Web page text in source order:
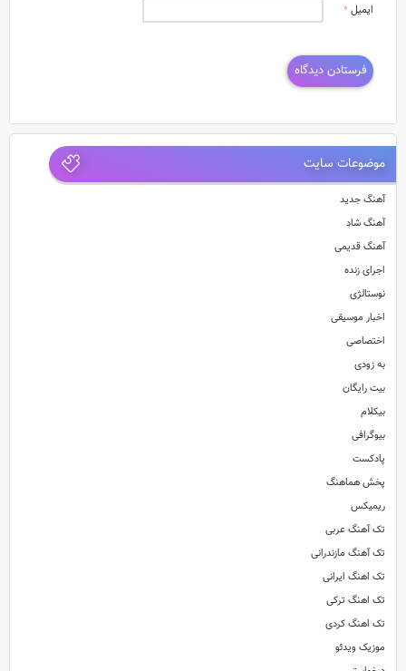
ایمیل*
موضوعات سایت
آهنگ جدید
آهنگ شاد
آهنگ قدیمی
اجرای زنده
نوستالژی
اخبار موسیقی
اختصاصی
به زودی
بیت رایگان
بیکلام
بیوگرافی
پادکست
پخش هماهنگ
ریمیکس
تک آهنگ عربی
تک آهنگ مازندرانی
تک اهنگ ایرانی
تک اهنگ ترکی
تک اهنگ کردی
موزیک ویدئو